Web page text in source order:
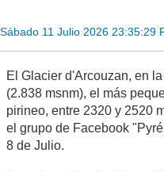
Sábado 11 Julio 2026 23:35:29
El Glacier d'Arcouzan, en
(2.838 msnm), el más
pirineo, entre 2320 y 2520
el grupo de Facebook
8 de Julio.